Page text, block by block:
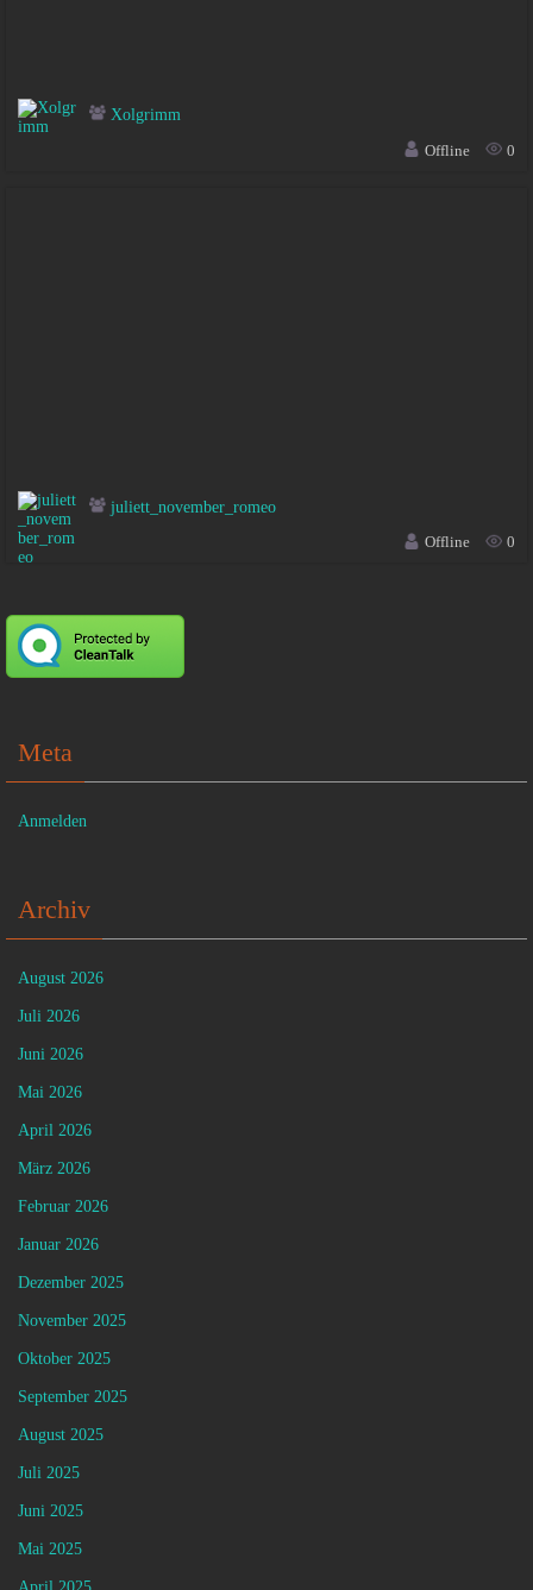
Xolgrimm
Offline
0
juliett_november_romeo
Offline
0
Meta
Anmelden
Archiv
August 2026
Juli 2026
Juni 2026
Mai 2026
April 2026
März 2026
Februar 2026
Januar 2026
Dezember 2025
November 2025
Oktober 2025
September 2025
August 2025
Juli 2025
Juni 2025
Mai 2025